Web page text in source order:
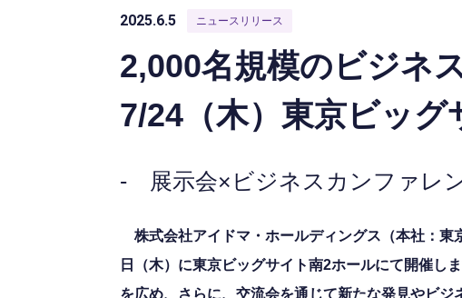
2025.6.5 ニュースリリース
2,000名規模のビジネ
7/24（木）東京ビッグ
- 展示会×ビジネスカンファレ
株式会社アイドマ・ホールディングス（本社：東
日（木）に東京ビッグサイト南2ホールにて開催し
を広め、さらに、交流会を通じて新たな発見やビジ